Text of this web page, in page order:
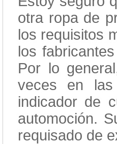
otra ropa de
los requisitos
los
Por lo
veces en
indicador de
automoción.
requisado de